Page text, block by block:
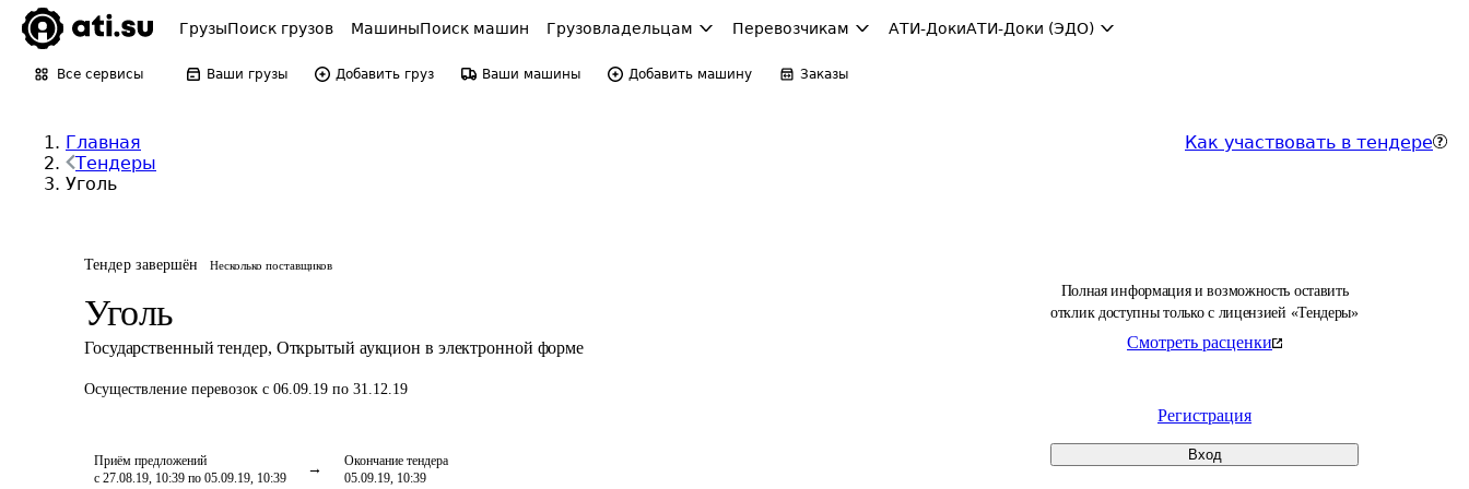
ГрузыПоиск грузов МашиныПоиск машин Грузовладельцам Перевозчикам АТИ-ДокиАТИ-Доки (ЭДО)
Все сервисы Ваши грузы Добавить груз Ваши машины Добавить машину Заказы
Главная
Тендеры
Уголь
Как участвовать в тендере
Тендер завершён Несколько поставщиков
Уголь
Государственный тендер, Открытый аукцион в электронной форме
Осуществление перевозок с 06.09.19 по 31.12.19
Приём предложений
с 27.08.19, 10:39 по 05.09.19, 10:39
Окончание тендера
05.09.19, 10:39
Полная информация и возможность оставить
отклик доступны только с лицензией «Тендеры»
Смотреть расценки
Регистрация
Вход